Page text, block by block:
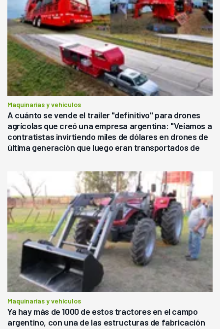
Maquinarias y vehículos
A cuánto se vende el trailer "definitivo" para drones
agrícolas que creó una empresa argentina: "Veíamos a
contratistas invirtiendo miles de dólares en drones de
última generación que luego eran transportados de
Maquinarias y vehículos
Ya hay más de 1000 de estos tractores en el campo
argentino, con una de las estructuras de fabricación